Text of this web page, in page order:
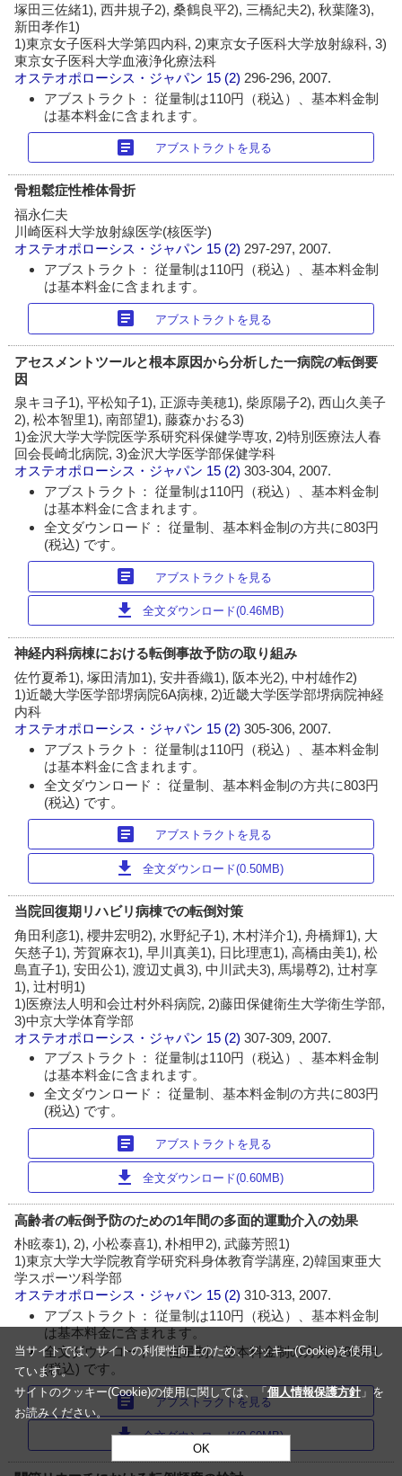
塚田三佐緒1), 西井規子2), 桑鶴良平2), 三橋紀夫2), 秋葉隆3),
新田孝作1)
1)東京女子医科大学第四内科, 2)東京女子医科大学放射線科, 3)
東京女子医科大学血液浄化療法科
オステオポローシス・ジャパン 15 (2) 296-296, 2007.
アブストラクト： 従量制は110円（税込）、基本料金制
は基本料金に含まれます。
article アブストラクトを見る
骨粗鬆症性椎体骨折
福永仁夫
川崎医科大学放射線医学(核医学)
オステオポローシス・ジャパン 15 (2) 297-297, 2007.
アブストラクト： 従量制は110円（税込）、基本料金制
は基本料金に含まれます。
article アブストラクトを見る
アセスメントツールと根本原因から分析した一病院の転倒要
因
泉キヨ子1), 平松知子1), 正源寺美穂1), 柴原陽子2), 西山久美子
2), 松本智里1), 南部望1), 藤森かおる3)
1)金沢大学大学院医学系研究科保健学専攻, 2)特別医療法人春
回会長崎北病院, 3)金沢大学医学部保健学科
オステオポローシス・ジャパン 15 (2)303-304, 2007.
アブストラクト： 従量制は110円（税込）、基本料金制
は基本料金に含まれます。
全文ダウンロード： 従量制、基本料金制の方共に803円
(税込) です。
article アブストラクトを見る
download 全文ダウンロード(0.46MB)
神経内科病棟における転倒事故予防の取り組み
佐竹夏希1), 塚田清加1), 安井香織1), 阪本光2), 中村雄作2)
1)近畿大学医学部堺病院6A病棟, 2)近畿大学医学部堺病院神経
内科
オステオポローシス・ジャパン 15 (2)305-306, 2007.
アブストラクト： 従量制は110円（税込）、基本料金制
は基本料金に含まれます。
全文ダウンロード： 従量制、基本料金制の方共に803円
(税込) です。
article アブストラクトを見る
download 全文ダウンロード(0.50MB)
当院回復期リハビリ病棟での転倒対策
角田利彦1), 櫻井宏明2), 水野紀子1), 木村洋介1), 舟橋輝1), 大
矢慈子1), 芳賀麻衣1), 早川真美1), 日比理恵1), 高橋由美1), 松
島直子1), 安田公1), 渡辺丈眞3), 中川武夫3), 馬場尊2), 辻村享
1), 辻村明1)
1)医療法人明和会辻村外科病院, 2)藤田保健衛生大学衛生学部,
3)中京大学体育学部
オステオポローシス・ジャパン 15 (2)307-309, 2007.
アブストラクト： 従量制は110円（税込）、基本料金制
は基本料金に含まれます。
全文ダウンロード： 従量制、基本料金制の方共に803円
(税込) です。
article アブストラクトを見る
download 全文ダウンロード(0.60MB)
高齢者の転倒予防のための1年間の多面的運動介入の効果
朴眩泰1), 2), 小松泰喜1), 朴相甲2), 武藤芳照1)
1)東京大学大学院教育学研究科身体教育学講座, 2)韓国東亜大
学スポーツ科学部
オステオポローシス・ジャパン 15 (2)310-313, 2007.
アブストラクト： 従量制は110円（税込）、基本料金制
は基本料金に含まれます。
全文ダウンロード： 従量制、基本料金制の方共に803円
(税込) です。
article アブストラクトを見る
download 全文ダウンロード(0.60MB)
当サイトでは、サイトの利便性向上のため、クッキー(Cookie)を使用し
ています。
サイトのクッキー(Cookie)の使用に関しては、「 個人情報保護方針」を
お読みください。
OK